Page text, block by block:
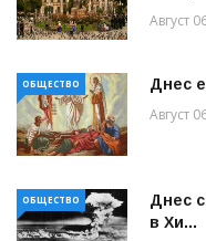
Август
ОБЩЕСТВО Днес
Август
ОБЩЕСТВО
Днес
в Хи...